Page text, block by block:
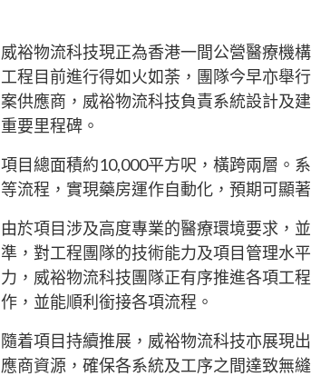
威裕物流科技現正為香港一間公營醫療機
工程目前進行得如火如荼，團隊今早亦舉
案供應商，威裕物流科技負責系統設計及
重要里程碑。
項目總面積約10,000平方呎，橫跨兩層。
等流程，實現藥房運作自動化，預期可顯
由於項目涉及高度專業的醫療環境要求，
準，對工程團隊的技術能力及項目管理水
力，威裕物流科技團隊正有序推進各項工
作，並能順利銜接各項流程。
隨着項目持續推展，威裕物流科技亦展現
應商資源，確保各系統及工序之間達致無